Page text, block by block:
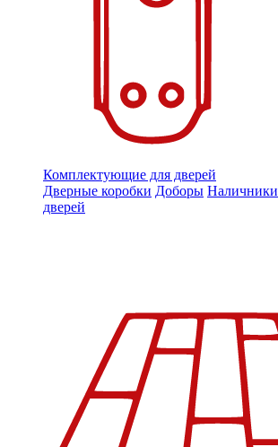
Комплектующие для дверей
Дверные коробки Доборы Наличники
дверей